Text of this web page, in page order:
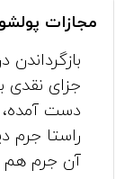
مجازات
جزای نقدی
دست آمده،
راستا جرم
آن جرم هم